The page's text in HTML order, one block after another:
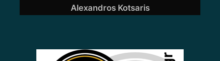
Alexandros Kotsaris